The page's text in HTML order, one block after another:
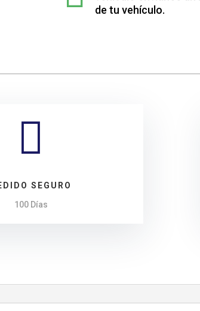
A4
de tu vehículo.

SEGURO
100 Días